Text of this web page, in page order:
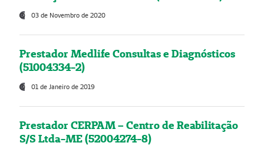
03 de Novembro de 2020
Prestador Medlife Consultas e Diagnósticos
(51004334-2)
01 de Janeiro de 2019
Prestador CERPAM – Centro de Reabilitação
S/S Ltda-ME (52004274-8)